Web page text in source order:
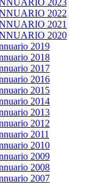
2023
2022
2021
2020
2019
2018
2017
2016
2015
2014
2013
2012
2011
2010
2009
2008
2007